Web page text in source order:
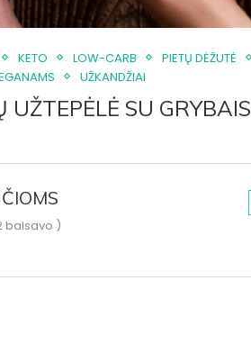
KETO LOW-CARB PIETŲ DĖŽUTĖ
UŽKANDŽIAI
UŽTEPĖLĖ SU GRYBAIS
balsavo )